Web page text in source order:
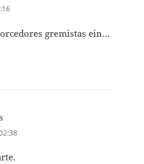
gremistas ein…
disse: